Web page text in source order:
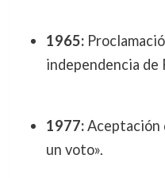
1965:
independencia de
1977:Aceptación
un voto».